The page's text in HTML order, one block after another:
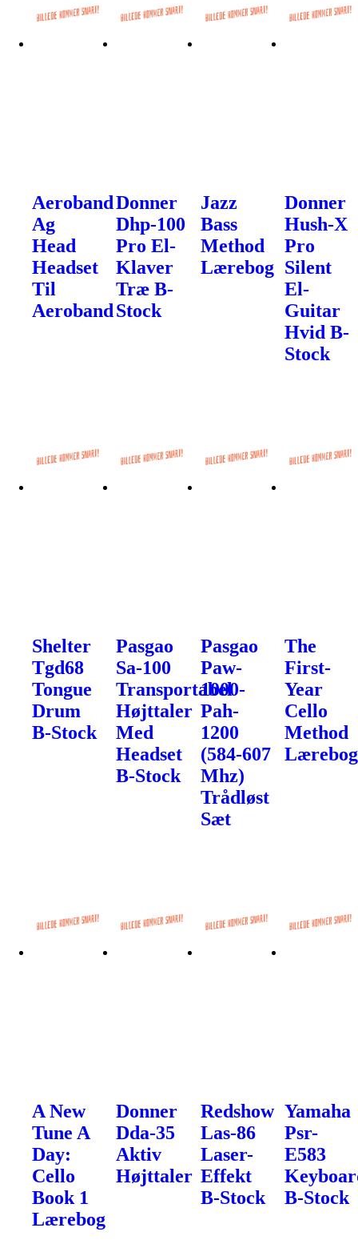
Aeroband
Ag
Head
Headset
Til
Aeroband
Donner
Dhp-100
Pro El-
Klaver
Træ B-
Stock
Jazz
Bass
Method
Lærebog
Donner
Hush-X
Pro
Silent
El-
Guitar
Hvid B-
Stock
Shelter
Tgd68
Tongue
Drum
B-Stock
Pasgao
Sa-100
Transportabel
Højttaler
Med
Headset
B-Stock
Pasgao
Paw-
1000-
Pah-
1200
(584-607
Mhz)
Trådløst
Sæt
The
First-
Year
Cello
Method
Lærebog
A New
Tune A
Day:
Cello
Book 1
Lærebog
Donner
Dda-35
Aktiv
Højttaler
Redshow
Las-86
Laser-
Effekt
B-Stock
Yamaha
Psr-
E583
B-Stock